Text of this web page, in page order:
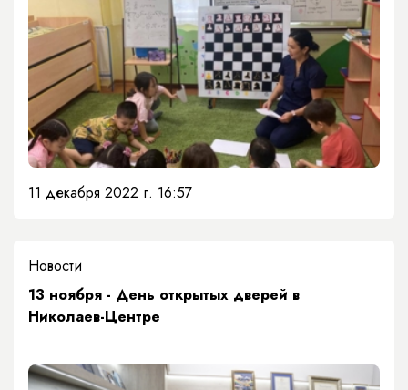
11 декабря 2022 г. 16:57
Новости
13 ноября - День открытых дверей в
Николаев-Центре